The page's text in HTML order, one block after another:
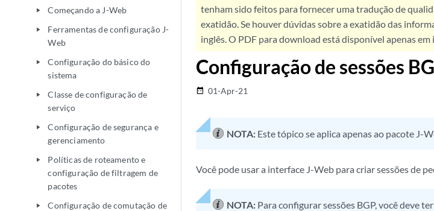
play_arrow Começando a J-Web
play_arrow
Ferramentas de configuração J-
Web
play_arrow
Configuração do básico do
sistema
play_arrow
Classe de configuração de
serviço
play_arrow
Configuração de segurança e
gerenciamento
play_arrow
Políticas de roteamento e
configuração de filtragem de
pacotes
play_arrow
Configuração de comutação de
tenham sido feitos para fornecer uma tradução de
exatidão. Se houver dúvidas sobre a exatidão das
inglês. O PDF para download está disponível apenas em
Configuração de sessões
date_range 01-Apr-21
NOTA: Este tópico se aplica apenas ao pacote J-
Você pode usar a interface J-Web para criar sessões de
NOTA: Para configurar sessões BGP, você deve